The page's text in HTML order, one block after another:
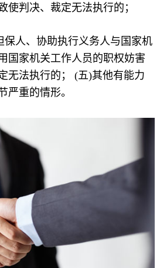
使判决、裁定无法执行的；
人、协助执行义务人与国家机
国家机关工作人员的职权妨害
无法执行的； (五)其他有能力
严重的情形。